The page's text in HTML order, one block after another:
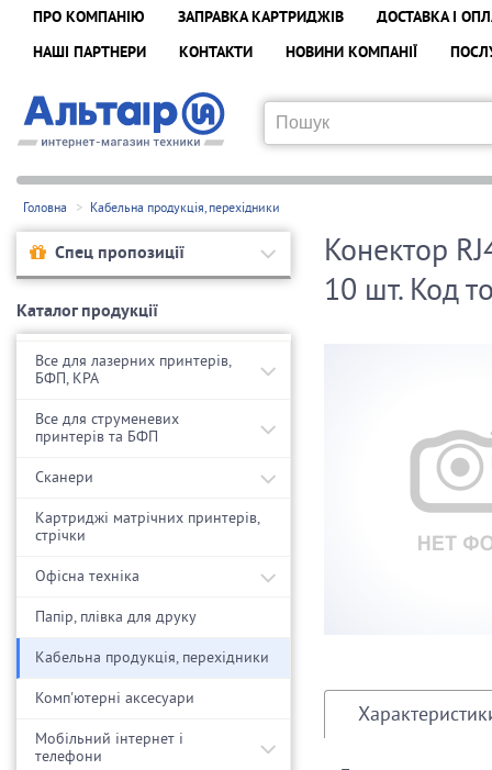
ПРО КОМПАНІЮ ЗАПРАВКА КАРТРИДЖІВ
ДОСТАВКА І
НАШІ ПАРТНЕРИ
КОНТАКТИ НОВИНИ КОМПАНІЇ
Головна Кабельна продукція, перехідники
Спец пропозиції
Каталог продукції
Все для лазерних принтерів,
БФП, КРА
Все для струменевих
принтерів та БФП
Сканери
Картриджі матрічних принтерів,
стрічки
Офісна техніка
Папір, плівка для друку
Кабельна продукція, перехідники
Комп'ютерні аксесуари
Мобільний інтернет і
телефони
Конектор
10 шт. Код